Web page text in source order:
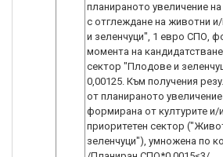
планираното увеличение
с отглеждане на животни
и зеленчуци", 1 евро СПО,
момента на
сектор "Плодове и
0,00125. Към получения
от планираното
формирана от културите
приоритетен сектор
зеленчуци"), умножена по